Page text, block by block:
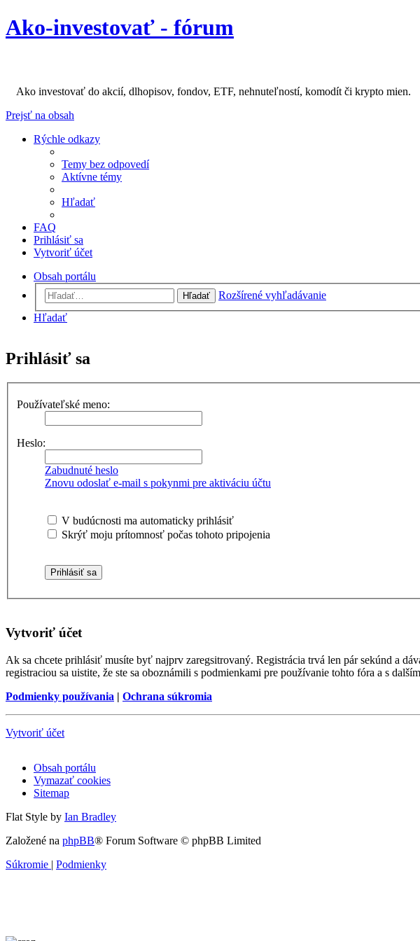
Ako-investovať - fórum
Ako investovať do akcií, dlhopisov, fondov, ETF, nehnuteľností, komodít či krypto mien.
Prejsť na obsah
Rýchle odkazy
Temy bez odpovedí
Aktívne témy
Hľadať
FAQ
Prihlásiť sa
Vytvoriť účet
Obsah portálu
Hľadať
Rozšírené vyhľadávanie
Hľadať
Prihlásiť sa
Používateľské meno:
Heslo:
Zabudnuté heslo
Znovu odoslať e-mail s pokynmi pre aktiváciu účtu
V budúcnosti ma automaticky prihlásiť
Skrýť moju prítomnosť počas tohoto pripojenia
Vytvoriť účet
Ak sa chcete prihlásiť musíte byť najprv zaregsitrovaný. Registrácia trvá len pár sekúnd a
registraciou sa uistite, že ste sa oboznámili s podmienkami pre používanie tohto fóra a s
Podmienky používania | Ochrana súkromia
Vytvoriť účet
Obsah portálu
Vymazať cookies
Sitemap
Flat Style by Ian Bradley
Založené na phpBB® Forum Software © phpBB Limited
Súkromie | Podmienky